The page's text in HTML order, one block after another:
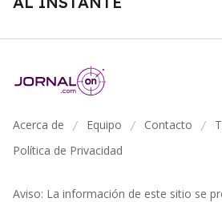
Acerca de / Equipo / Contacto /
Política de Privacidad
Aviso: La información de este sitio se